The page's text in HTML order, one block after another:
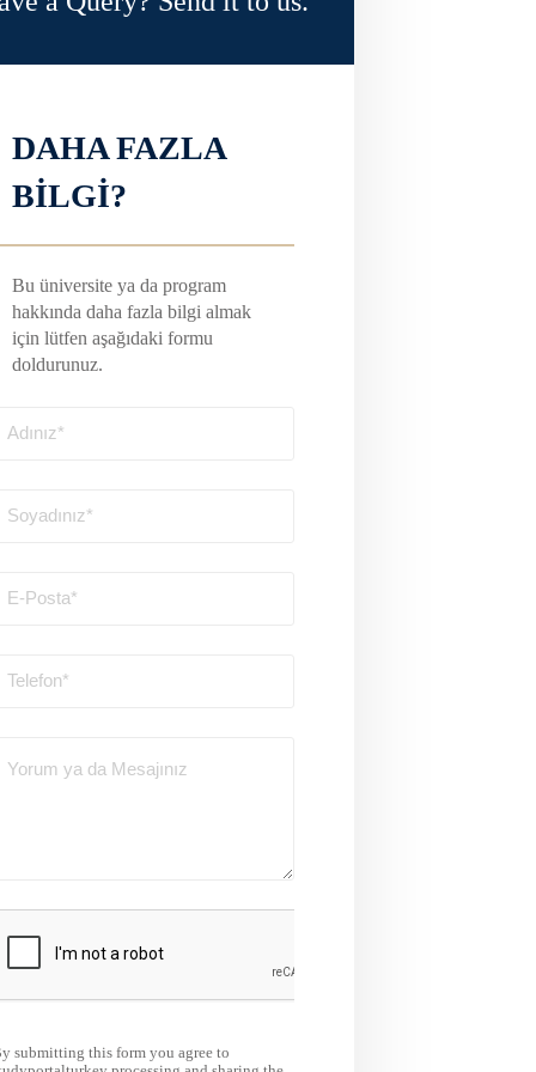
DAHA FAZLA
BİLGİ?
Bu üniversite ya da program
hakkında daha fazla bilgi almak
için lütfen aşağıdaki formu
doldurunuz.
submitting this form you agree to